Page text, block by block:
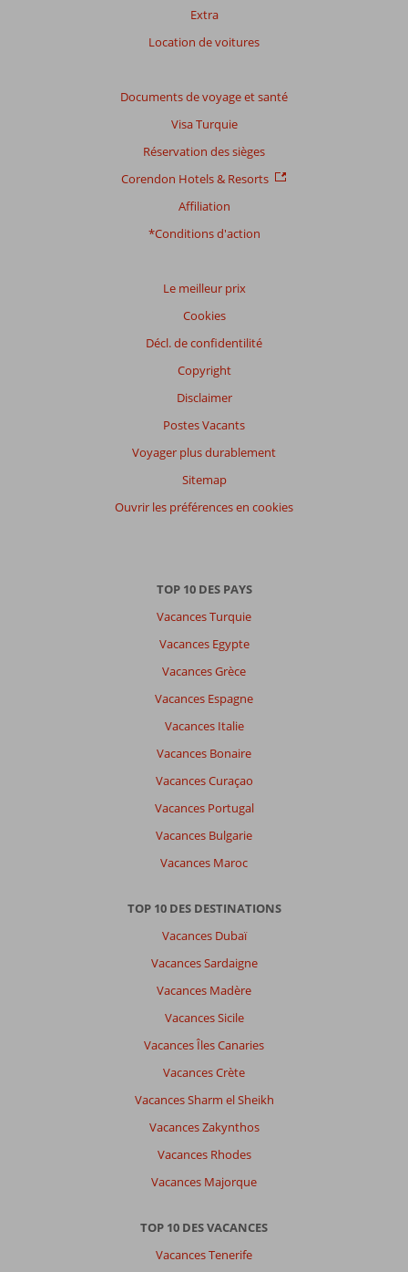
Extra
Location de voitures
Documents de voyage et santé
Visa Turquie
Réservation des sièges
Corendon Hotels & Resorts
Affiliation
*Conditions d'action
Le meilleur prix
Cookies
Décl. de confidentilité
Copyright
Disclaimer
Postes Vacants
Voyager plus durablement
Sitemap
Ouvrir les préférences en cookies
TOP 10 DES PAYS
Vacances Turquie
Vacances Egypte
Vacances Grèce
Vacances Espagne
Vacances Italie
Vacances Bonaire
Vacances Curaçao
Vacances Portugal
Vacances Bulgarie
Vacances Maroc
TOP 10 DES DESTINATIONS
Vacances Dubaï
Vacances Sardaigne
Vacances Madère
Vacances Sicile
Vacances Îles Canaries
Vacances Crète
Vacances Sharm el Sheikh
Vacances Zakynthos
Vacances Rhodes
Vacances Majorque
TOP 10 DES VACANCES
Vacances Tenerife